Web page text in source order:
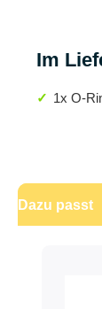
Im
1x O-
Dazu passt